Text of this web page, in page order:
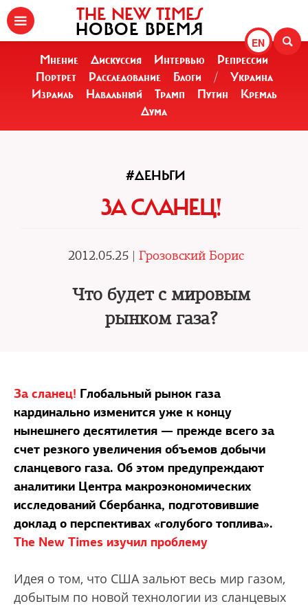
EN
THE NEW TIMES
НОВОЕ ВРЕМЯ
Мнение Дискуссия Интервью
Репрессии
Портрет
Расследование Блоги /
Украина
Израиль
Навальный Трамп Путин
Кремль
Дума
#ДЕНЬГИ
ЗА СЛАНЕЦ!
2012.05.25 | Грозовский Борис
Что будет с мировым
рынком газа?
За сланец! Глобальный рынок газа
кардинально изменится уже к концу
нынешнего десятилетия — прежде всего за
счет резкого увеличения объемов добычи
сланцевого газа. Об этом предупреждают
аналитики Центра макроэкономических
исследований Сбербанка, подготовившие
доклад о перспективах «голубого топлива».
The New Times изучил проблему
Идея о том, что США зальют весь мир газом,
добытым по новой технологии из сланцевых